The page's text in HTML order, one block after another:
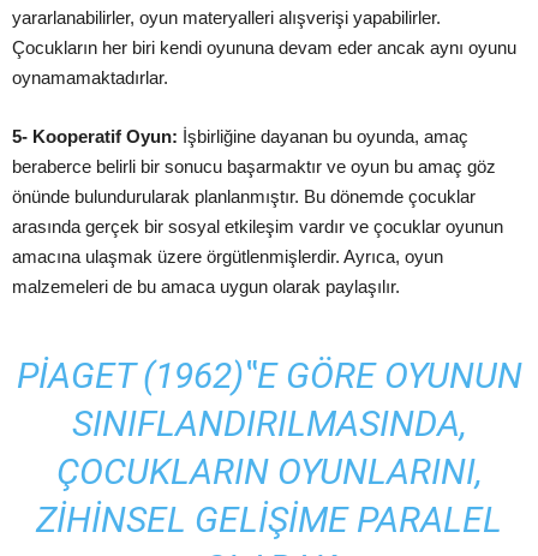
yararlanabilirler, oyun materyalleri alışverişi yapabilirler.
Çocukların her biri kendi oyununa devam eder ancak aynı oyunu
oynamamaktadırlar.
5- Kooperatif Oyun: İşbirliğine dayanan bu oyunda, amaç
beraberce belirli bir sonucu başarmaktır ve oyun bu amaç göz
önünde bulundurularak planlanmıştır. Bu dönemde çocuklar
arasında gerçek bir sosyal etkileşim vardır ve çocuklar oyunun
amacına ulaşmak üzere örgütlenmişlerdir. Ayrıca, oyun
malzemeleri de bu amaca uygun olarak paylaşılır.
PIAGET (1962)‟E GÖRE OYUNUN
SINIFLANDIRILMASINDA,
ÇOCUKLARIN OYUNLARINI,
ZIHINSEL GELIŞIMEPARALEL